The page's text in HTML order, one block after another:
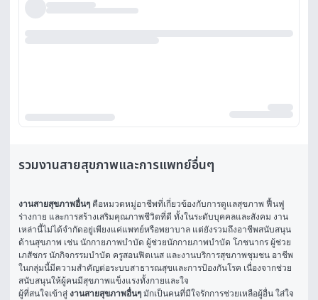
รวมงานสายสุขภาพและการแพทย์อื่นๆ
งานสายสุขภาพอื่นๆ คือหมวดหมู่อาชีพที่เกี่ยวข้องกับการดูแลสุขภาพ ฟื้นฟู
ร่างกาย และการสร้างเสริมคุณภาพชีวิตที่ดี ทั้งในระดับบุคคลและสังคม งาน
เหล่านี้ไม่ได้จำกัดอยู่เพียงแค่แพทย์หรือพยาบาล แต่ยังรวมถึงอาชีพสนับสนุน
ด้านสุขภาพ เช่น นักกายภาพบำบัด ผู้ช่วยนักกายภาพบำบัด โภชนากร ผู้ช่วย
เภสัชกร นักกิจกรรมบำบัด ครูสอนฟิตเนส และงานบริการสุขภาพชุมชน อาชีพ
ในกลุ่มนี้มีความสำคัญต่อระบบสาธารณสุขและการป้องกันโรค เนื่องจากช่วย
สนับสนุนให้ผู้คนมีสุขภาพแข็งแรงทั้งกายและใจ
ผู้ที่สนใจเข้าสู่ งานสายสุขภาพอื่นๆ มักเป็นคนที่มีใจรักการช่วยเหลือผู้อื่น ใส่ใจ